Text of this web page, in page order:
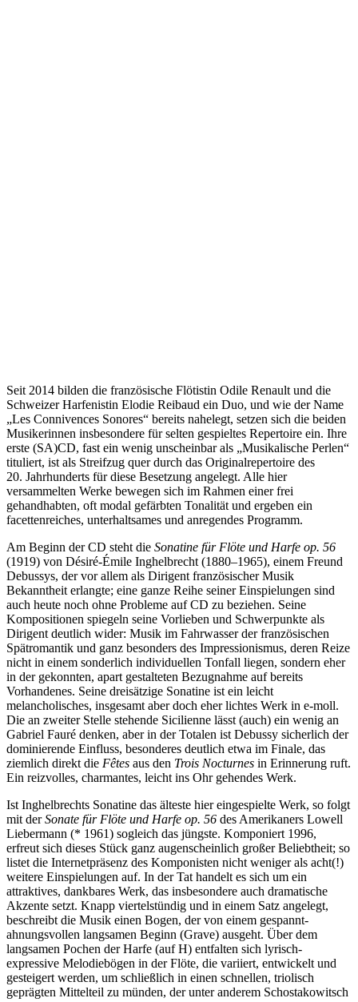
Seit 2014 bilden die französische Flötistin Odile Renault und die
Schweizer Harfenistin Elodie Reibaud ein Duo, und wie der Name
„Les Connivences Sonores“ bereits nahelegt, setzen sich die beiden
Musikerinnen insbesondere für selten gespieltes Repertoire ein. Ihre
erste (SA)CD, fast ein wenig unscheinbar als „Musikalische Perlen“
tituliert, ist als Streifzug quer durch das Originalrepertoire des
20. Jahrhunderts für diese Besetzung angelegt. Alle hier
versammelten Werke bewegen sich im Rahmen einer frei
gehandhabten, oft modal gefärbten Tonalität und ergeben ein
facettenreiches, unterhaltsames und anregendes Programm.
Am Beginn der CD steht die Sonatine für Flöte und Harfe op. 56
(1919) von Désiré-Émile Inghelbrecht (1880–1965), einem Freund
Debussys, der vor allem als Dirigent französischer Musik
Bekanntheit erlangte; eine ganze Reihe seiner Einspielungen sind
auch heute noch ohne Probleme auf CD zu beziehen. Seine
Kompositionen spiegeln seine Vorlieben und Schwerpunkte als
Dirigent deutlich wider: Musik im Fahrwasser der französischen
Spätromantik und ganz besonders des Impressionismus, deren Reize
nicht in einem sonderlich individuellen Tonfall liegen, sondern eher
in der gekonnten, apart gestalteten Bezugnahme auf bereits
Vorhandenes. Seine dreisätzige Sonatine ist ein leicht
melancholisches, insgesamt aber doch eher lichtes Werk in e-moll.
Die an zweiter Stelle stehende Sicilienne lässt (auch) ein wenig an
Gabriel Fauré denken, aber in der Totalen ist Debussy sicherlich der
dominierende Einfluss, besonderes deutlich etwa im Finale, das
ziemlich direkt die Fêtes aus den Trois Nocturnes in Erinnerung ruft.
Ein reizvolles, charmantes, leicht ins Ohr gehendes Werk.
Ist Inghelbrechts Sonatine das älteste hier eingespielte Werk, so folgt
mit derSonate für Flöte und Harfe op. 56 des Amerikaners Lowell
Liebermann (* 1961) sogleich das jüngste. Komponiert 1996,
erfreut sich dieses Stück ganz augenscheinlich großer Beliebtheit; so
listet die Internetpräsenz des Komponisten nicht weniger als acht(!)
weitere Einspielungen auf. In der Tat handelt es sich um ein
attraktives, dankbares Werk, das insbesondere auch dramatische
Akzente setzt. Knapp viertelstündig und in einem Satz angelegt,
beschreibt die Musik einen Bogen, der von einem gespannt-
ahnungsvollen langsamen Beginn (Grave) ausgeht. Über dem
langsamen Pochen der Harfe (auf H) entfalten sich lyrisch-
expressive Melodiebögen in der Flöte, die variiert, entwickelt und
gesteigert werden, um schließlich in einen schnellen, triolisch
geprägten Mittelteil zu münden, der unter anderem Schostakowitsch